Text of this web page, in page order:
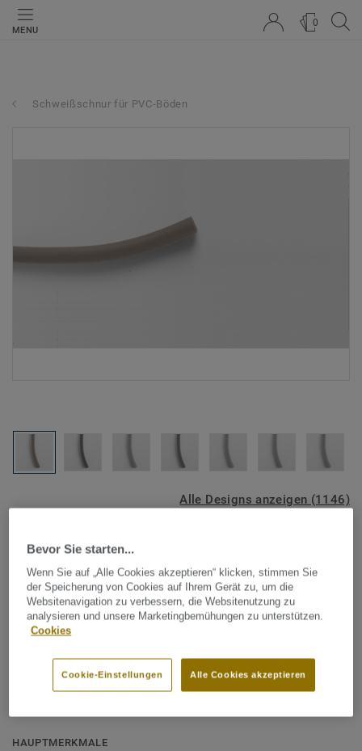
MENU
0
Schweißschnur für PVC-Böden
Alle Designs anzeigen (1146)
Schweißschnur für PVC-Böden
- Unicoloured GREY 0284
Schweißschnüre werden zur thermischen Verschweißung
perfekte Hygiene und einfache Reinigung. Tarkett
Multicolor und sind farblich auf unser
Bodenbelagssortiment abgestimmt. Durch die Verwendung
HAUPTMERKMALE
Bevor Sie starten...
Wenn Sie auf „Alle Cookies akzeptieren“ klicken, stimmen Sie
der Speicherung von Cookies auf Ihrem Gerät zu, um die
Websitenavigation zu verbessern, die Websitenutzung zu
analysieren und unsere Marketingbemühungen zu unterstützen.
Cookies
Alle Cookies akzeptieren
Cookie-Einstellungen